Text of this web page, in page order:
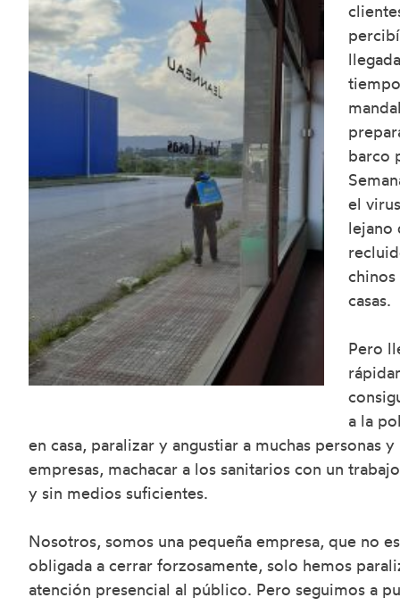
barco
el
lejano
chinos
casas.
Pero
a la
en casa, paralizar y angustiar a muchas personas y
empresas, machacar a los sanitarios con un
y sin medios suficientes.
Nosotros, somos una pequeña empresa, que no
obligada a cerrar forzosamente, solo hemos
atención presencial al público. Pero seguimos a